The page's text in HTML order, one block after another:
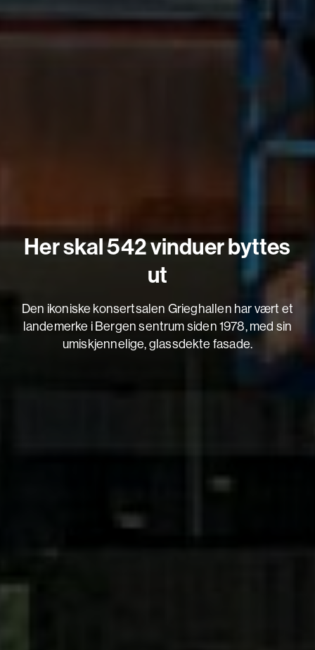
Her skal 542 vinduer byttes
ut
Den ikoniske konsertsalen Grieghallen har vært et
landemerke i Bergen sentrum siden 1978, med sin
umiskjennelige, glassdekte fasade.